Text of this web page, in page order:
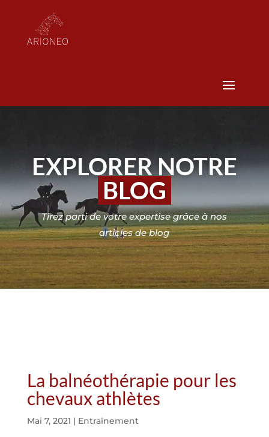
EXPLORER NOTRE
BLOG
Tirez parti de votre expertise grâce à nos
articles de blog
La balnéothérapie pour les
chevaux athlètes
Mai 7, 2021 | Entraînement